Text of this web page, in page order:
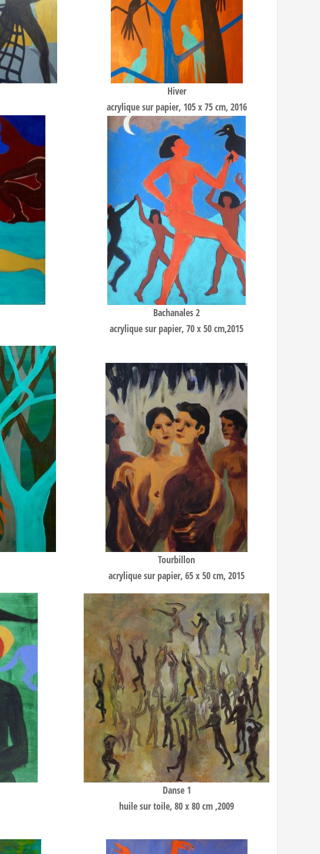
Hiver
acrylique sur papier, 105 x 75 cm, 2016
Bachanales 2
acrylique sur papier, 70 x 50 cm,2015
Tourbillon
acrylique sur papier, 65 x 50 cm, 2015
Danse 1
huile sur toile, 80 x 80 cm ,2009